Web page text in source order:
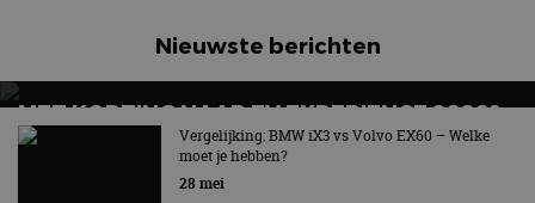
Nieuwste berichten
MET KORTING NAAR EV EXPERIENCE 2026?
AUTORAI REGELT HET!
EV Experience 2026 van 24 tot 26 september
Vergelijking: BMW iX3 vs Volvo EX60 – Welke
moet je hebben?
28 mei